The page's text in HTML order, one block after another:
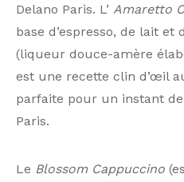
Delano Paris. L’ Amaretto
base d’espresso, de lait et
(liqueur douce-amère
est une recette clin d’œil
parfaite pour un instant de
Paris.
Le Blossom Cappuccino